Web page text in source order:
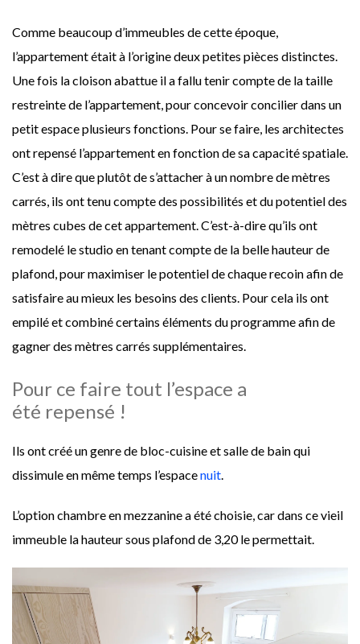
Comme beaucoup d’immeubles de cette époque,
l’appartement était à l’origine deux petites pièces distinctes.
Une fois la cloison abattue il a fallu tenir compte de la taille
restreinte de l’appartement, pour concevoir concilier dans un
petit espace plusieurs fonctions. Pour se faire, les architectes
ont repensé l’appartement en fonction de sa capacité spatiale.
C’est à dire que plutôt de s’attacher à un nombre de mètres
carrés, ils ont tenu compte des possibilités et du potentiel des
mètres cubes de cet appartement. C’est-à-dire qu’ils ont
remodelé le studio en tenant compte de la belle hauteur de
plafond, pour maximiser le potentiel de chaque recoin afin de
satisfaire au mieux les besoins des clients. Pour cela ils ont
empilé et combiné certains éléments du programme afin de
gagner des mètres carrés supplémentaires.
Pour ce faire tout l’espace a
été repensé !
Ils ont créé un genre de bloc-cuisine et salle de bain qui
dissimule en même temps l’espacenuit.
L’option chambre en mezzanine a été choisie, car dans ce vieil
immeuble la hauteur sous plafond de 3,20 le permettait.